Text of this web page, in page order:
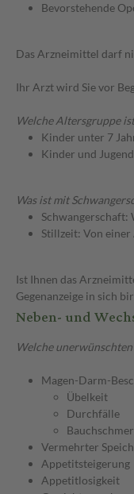
Bevorstehende
Das Arzneimittel darf
Ihr Arzt wird Sie vor
Welche Altersgruppe
Kinder unter 7
Kinder und
Was ist mit
Schwangerschaft:
Stillzeit: Von einer
Ist Ihnen das
Gegenanzeige in sich
Neben- und
Welche
Magen-Darm-
Übelkeit
Durchfälle
Vermehrter
Appetitsteigerung
Appetitlosigkeit